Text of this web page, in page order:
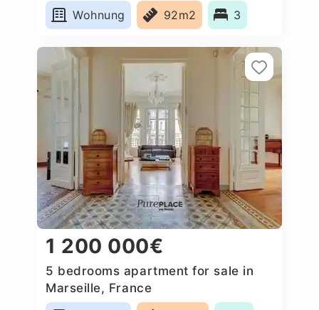
Wohnung
92m2 3
1 200 000€
5 bedrooms apartment for sale in
Marseille, France